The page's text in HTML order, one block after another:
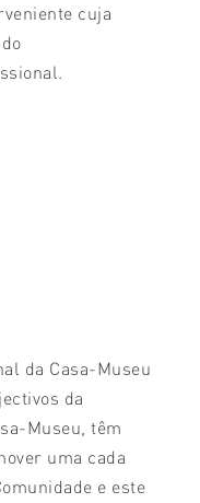
cuja
da Casa-Museu
da
Museu, têm
uma cada
e este